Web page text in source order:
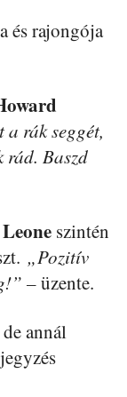
és rajongója
a rák seggét,
rád. Baszd
szintén
„Pozitív
–üzente.
annál